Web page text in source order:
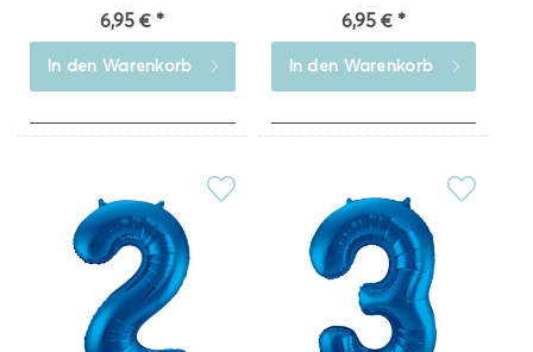
6,95 € *
In den Warenkorb
6,95 € *
In den Warenkorb